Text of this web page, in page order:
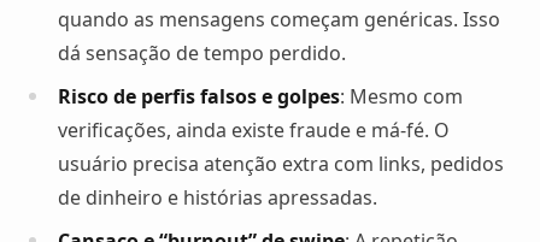
quando as mensagens começam genéricas. Isso
dá sensação de tempo perdido.
Risco de perfis falsos e golpes: Mesmo com
verificações, ainda existe fraude e má-fé. O
usuário precisa atenção extra com links, pedidos
de dinheiro e histórias apressadas.